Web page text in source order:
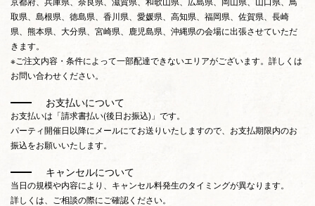
取県、島根県、徳島県、香川県、愛媛県、高知県、福岡県、佐賀県、長崎
県、熊本県、大分県、宮崎県、鹿児島県、沖縄県の会場に出張させていただ
きます。
※ご注文内容・条件によって一部配達できないエリアがございます。詳しくは
お問い合わせください。
お支払いについて
お支払いは「請求書払い(後日お振込)」です。
パーティ開催日以降にメールにてお送りいたしますので、お支払期限内のお
振込をお願いいたします。
キャンセルについて
当日の規模や内容により、キャンセル料発生のタイミングが異なります。
詳しくは、ご相談の際にご確認ください。